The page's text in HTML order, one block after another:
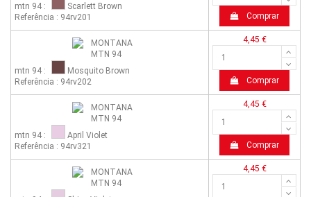
mtn 94 :
Scarlett Brown
Referência : 94rv201
Comprar
mtn 94 :
Mosquito Brown
Referência : 94rv202
4,45 €
Comprar
mtn 94 :
April Violet
Referência : 94rv321
4,45 €
Comprar
4,45 €